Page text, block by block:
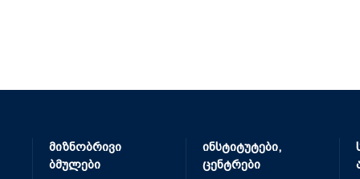
მიზნობრივი
ბმულები
ინსტიტუტები,
ცენტრები